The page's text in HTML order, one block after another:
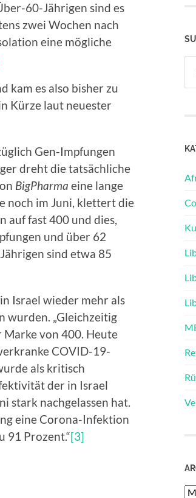
60-Jährigen sind es
zwei Wochen nach
eine mögliche
kam es also bisher zu
Kürze laut neuester
Gen-Impfungen
dreht die tatsächliche
BigPharma eine lange
noch im Juni, klettert die
auf fast 400 und dies,
und über 62
sind etwa 85
Israel wieder mehr als
wurden. „Gleichzeitig
von 400. Heute
COVID-19-
als kritisch
der in Israel
stark nachgelassen hat.
eine Corona-Infektion
91 Prozent.“[3]